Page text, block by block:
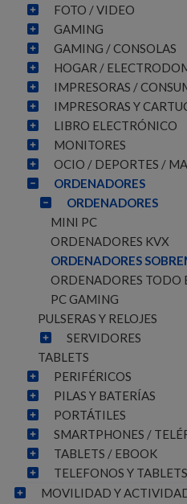
FOTO / VIDEO
GAMING
GAMING / CONSOLAS
HOGAR /
IMPRESORAS /
IMPRESORAS Y
LIBRO ELECTRÓNICO
MONITORES
OCIO / DEPORTES /
ORDENADORES
ORDENADORES
MINI PC
ORDENADORES KVX
ORDENADORES
ORDENADORES TODO
PC GAMING
PULSERAS Y RELOJES
SERVIDORES
TABLETS
PERIFÉRICOS
PILAS Y BATERÍAS
PORTÁTILES
SMARTPHONES /
TABLETS / EBOOK
TELEFONOS Y TABLETS
MOVILIDAD Y